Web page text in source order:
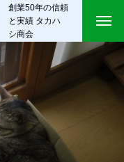
創業50年の信頼
と実績 タカハ
シ商会